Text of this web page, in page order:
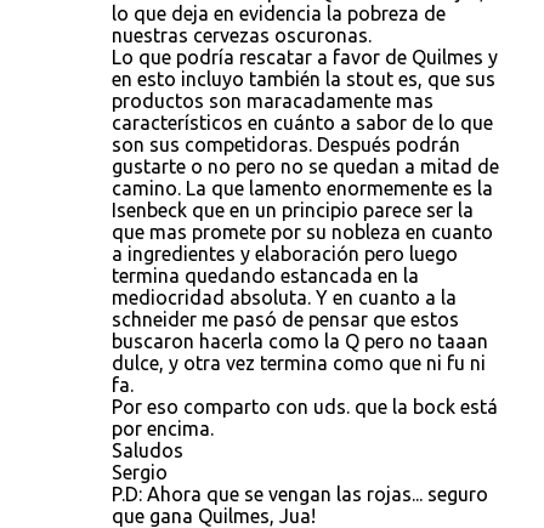
lo que deja en evidencia la pobreza de
nuestras cervezas oscuronas.
Lo que podría rescatar a favor de Quilmes y
en esto incluyo también la stout es, que sus
productos son maracadamente mas
característicos en cuánto a sabor de lo que
son sus competidoras. Después podrán
gustarte o no pero no se quedan a mitad de
camino. La que lamento enormemente es la
Isenbeck que en un principio parece ser la
que mas promete por su nobleza en cuanto
a ingredientes y elaboración pero luego
termina quedando estancada en la
mediocridad absoluta. Y en cuanto a la
schneider me pasó de pensar que estos
buscaron hacerla como la Q pero no taaan
dulce, y otra vez termina como que ni fu ni
fa.
Por eso comparto con uds. que la bock está
por encima.
Saludos
Sergio
P.D: Ahora que se vengan las rojas... seguro
que gana Quilmes, Jua!